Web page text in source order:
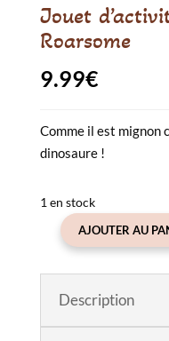
Jouet
Roarsome
9.99€
Comme il est mignon
dinosaure !
1 en stock
quantité
d'activités
dinosaure
AJOUTER AU
Description